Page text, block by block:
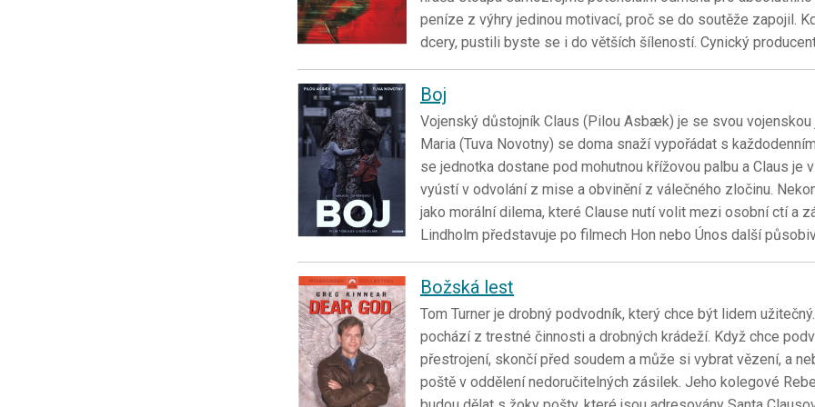
peníze z výhry jedinou motivací, proč se do soutěže zapojil.
dcery, pustili byste se i do větších šíleností. Cynický
Boj
Vojenský důstojník Claus (Pilou Asbæk) je se svou
Maria (Tuva Novotny) se doma snaží vypořádat s
se jednotka dostane pod mohutnou křížovou palbu a Claus
vyústí v odvolání z mise a obvinění z válečného zločinu.
jako morální dilema, které Clause nutí volit mezi osobní ctí a
Lindholm představuje po filmech Hon nebo Únos další
Božská lest
Tom Turner je drobný podvodník, který chce být lidem
pochází z trestné činnosti a drobných krádeží. Když chce
přestrojení, skončí před soudem a může si vybrat vězení, a
poště v oddělení nedoručitelných zásilek. Jeho kolegové